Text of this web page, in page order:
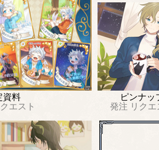
資料
エスト
ピンナッ
発注 リク